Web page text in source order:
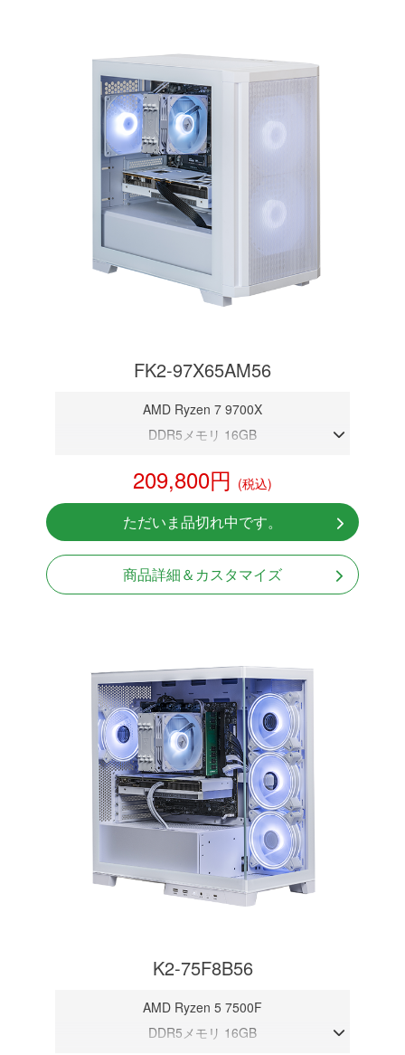
FK2-97X65AM56
AMD Ryzen 7 9700X
DDR5メモリ 16GB
NVMeSSD 1TB
Windows11 Home 64bit
209,800円 (税込)
ただいま品切れ中です。
商品詳細＆カスタマイズ
K2-75F8B56
AMD Ryzen 5 7500F
DDR5メモリ 16GB